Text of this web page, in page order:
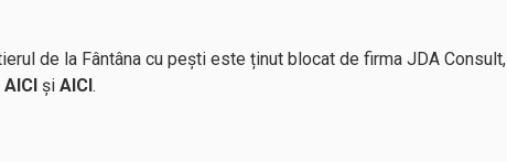
de la Fântâna cu pești este ținut blocat de firma JDA Consult,
AICI și AICI.